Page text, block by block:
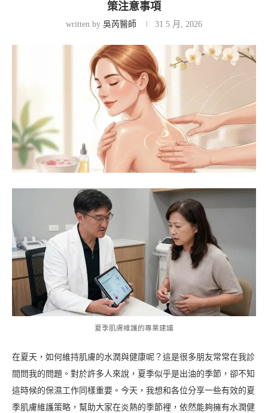
策注意事項
written by 吳芮醫師 31 5 月, 2026
夏季肌膚維護的專業建議
在夏天，如何維持肌膚的水潤與健康呢？這是很多朋友常常在我診
間問我的問題。對於許多人來說，夏季似乎是出油的季節，卻不知
這時候的保濕工作同樣重要。今天，我想和各位分享一些有效的夏
季肌膚維護策略，幫助大家在炎熱的季節裡，依然能夠擁有水潤健